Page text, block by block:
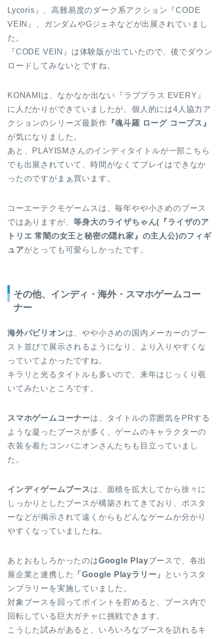
Lycoris』、高難易度のダーク系アクション『CODE
VEIN』、ガンダムやGジェネなどが出展されていまし
た。
『CODE VEIN』は体験版が出ていたので、後でダウン
ロードしてみないとですね。
KONAMIは、なかなか出ない『ラブプラス EVERY』
に人だかりができていましたが、個人的には4人協力ア
クションのシリーズ最新作 『魂斗羅 ローグ コープス』
が気になりました。
あと、PLAYISMさんのインディタイトルが一部こちら
でも出展されていて、時間がなくてプレイはできなか
ったのですがまぁ買います。
コーエーテクモゲームスは、毎年やや小さめのブース
ではありますが、等身大のライザちゃん(『ライザのア
トリエ 常闇の女王と秘密の隠れ家』の主人公)のフィギ
ュアがとっても可愛らしかったです。
その他、インディ・海外・スマホゲームコー
ナー
海外パビリオンは、やや小さめの国内メーカーのブー
スト並びで展示されるようになり、より入りやすくな
っていてよかったですね。
キラリと光るタイトルも多いので、来年はじっくり覗
いてみたいところです。
スマホゲームコーナーは、タイトルの雰囲気をPRする
ような凝ったブースが多く、ゲームのキャラクターの
衣装を着たコンパニオンさんたちも目立っていまし
た。
インディゲームブースは、面積を拡大してから徐々に
しっかりとしたブースが構築されてきており、ポスタ
ーなどが掲示されて遠くからもどんなゲームか分かり
やすくなっていましたね。
あとおもしろかったのはGoogle Playブースで、各出
展企業と連携した
「Google Playラリー」
というスタ
ンプラリーを実施していました。
対象ブースを回ってポイントを貯めると、ブース内で
回転している巨大ガチャに挑戦できます。
こうした試みがあると、いろいろなブースを訪れるキ